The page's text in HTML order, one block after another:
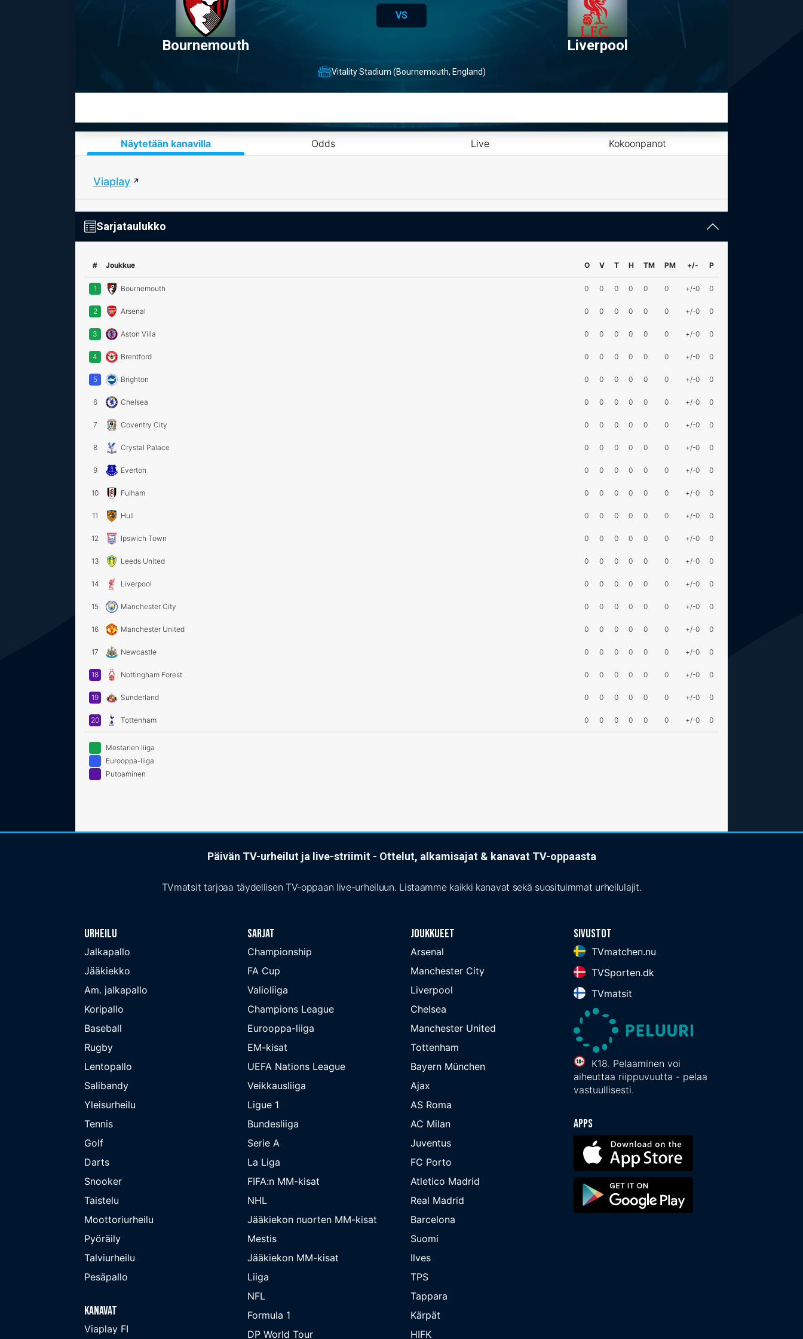
Bournemouth
VS
Liverpool
Vitality Stadium (Bournemouth, England)
Näytetään kanavilla Odds Live Kokoonpanot
Viaplay
Sarjataulukko
# Joukkue O V T H TM PM +/- P
1 Bournemouth 0 0 0 0 0 0 +/-0 0
2 Arsenal 0 0 0 0 0 0 +/-0 0
3 Aston Villa 0 0 0 0 0 0 +/-0 0
4 Brentford 0 0 0 0 0 0 +/-0 0
5 Brighton 0 0 0 0 0 0 +/-0 0
6 Chelsea 0 0 0 0 0 0 +/-0 0
7 Coventry City 0 0 0 0 0 0 +/-0 0
8 Crystal Palace 0 0 0 0 0 0 +/-0 0
9 Everton 0 0 0 0 0 0 +/-0 0
10 Fulham 0 0 0 0 0 0 +/-0 0
11 Hull 0 0 0 0 0 0 +/-0 0
12 Ipswich Town 0 0 0 0 0 0 +/-0 0
13 Leeds United 0 0 0 0 0 0 +/-0 0
14 Liverpool 0 0 0 0 0 0 +/-0 0
15 Manchester City 0 0 0 0 0 0 +/-0 0
16 Manchester United 0 0 0 0 0 0 +/-0 0
17 Newcastle 0 0 0 0 0 0 +/-0 0
18 Nottingham Forest 0 0 0 0 0 0 +/-0 0
19 Sunderland 0 0 0 0 0 0 +/-0 0
20 Tottenham 0 0 0 0 0 0 +/-0 0
Mestarien liiga
Eurooppa-liiga
Putoaminen
Päivän TV-urheilut ja live-striimit - Ottelut, alkamisajat & kanavat TV-oppaasta
TVmatsit tarjoaa täydellisen TV-oppaan live-urheiluun. Listaamme kaikki kanavat sekä suosituimmat urheilulajit.
Urheilu
Jalkapallo
Jääkiekko
Am. jalkapallo
Koripallo
Baseball
Rugby
Lentopallo
Salibandy
Yleisurheilu
Tennis
Golf
Darts
Snooker
Taistelu
Moottoriurheilu
Pyöräily
Talviurheilu
Pesäpallo
Kanavat
Viaplay FI
Sarjat
Championship
FA Cup
Valioliiga
Champions League
Eurooppa-liiga
EM-kisat
UEFA Nations League
Veikkausliiga
Ligue 1
Bundesliiga
Serie A
La Liga
FIFA:n MM-kisat
NHL
Jääkiekon nuorten MM-kisat
Mestis
Jääkiekon MM-kisat
Liiga
NFL
Formula 1
DP World Tour
Joukkueet
Arsenal
Manchester City
Liverpool
Chelsea
Manchester United
Tottenham
Bayern München
Ajax
AS Roma
AC Milan
Juventus
FC Porto
Atletico Madrid
Real Madrid
Barcelona
Suomi
Ilves
TPS
Tappara
Kärpät
HIFK
Sivustot
TVmatchen.nu
TVSporten.dk
TVmatsit
K18. Pelaaminen voi
aiheuttaa riippuvuutta - pelaa
vastuullisesti.
Apps